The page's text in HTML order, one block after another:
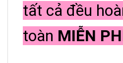
tất cả đều
toàn MIỄN